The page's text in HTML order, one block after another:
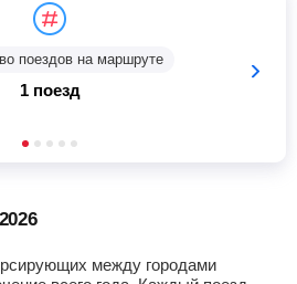
поездов на маршруте
1 поезд
между городами